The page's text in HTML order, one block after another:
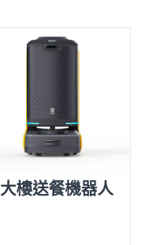
大樓送餐機器人